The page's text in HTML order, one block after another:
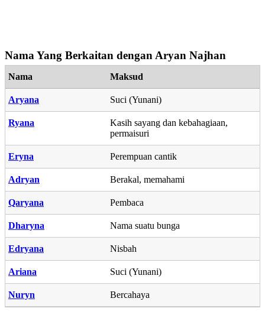
Nama Yang Berkaitan dengan Aryan Najhan
Nama Maksud
Aryana Suci (Yunani)
Ryana
Kasih sayang dan kebahagiaan,
permaisuri
Eryna Perempuan cantik
Adryan Berakal, memahami
Qaryana Pembaca
Dharyna Nama suatu bunga
Edryana Nisbah
Ariana Suci (Yunani)
Nuryn Bercahaya